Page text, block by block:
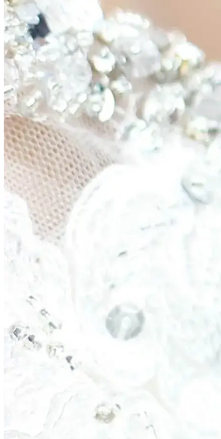
Getting Married è un marchio di
Getting Married
Home
Funzionalità del sito matrimonio
Rivista
Note legali
Note Legali
Informativa sulla privacy
Condizioni Generali
Cookie
Contatto
Impostazioni cookie
Getting Married è il sito per il matrimonio con partecipazione
digitale, RSVP, lista invitati e disposizione dei tavoli.
© 2026 SavePaperwork
Feedback
Invia feedback
Segnala un problema
Qualcosa non funziona come previsto
Richiedi una nuova funzionalità
Ho un'idea per una nuova funzionalità
Suggerisci un miglioramento
Qualcosa potrebbe essere più chiaro o più
veloce
Fai una domanda
Email (opzionale)